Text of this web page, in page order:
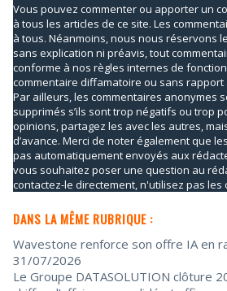
Vous pouvez commenter ou apporter un
à tous les articles de ce site. Les
à tous. Néanmoins, nous nous réservons
sans explication ni préavis, tout
conforme à nos règles internes de
commentaire diffamatoire ou sans rapport
Par ailleurs, les commentaires anonymes
supprimés s’ils sont trop négatifs ou trop
opinions, partagez les avec les autres,
d’avance. Merci de noter également que
pas automatiquement envoyés aux
vous souhaitez poser une question au
contactez-le directement, n'utilisez pas les
DANS LA MÊME RUBRIQUE :
Wavestone renforce son offre IA en
31/07/2026
Le Groupe DATASOLUTION clôture